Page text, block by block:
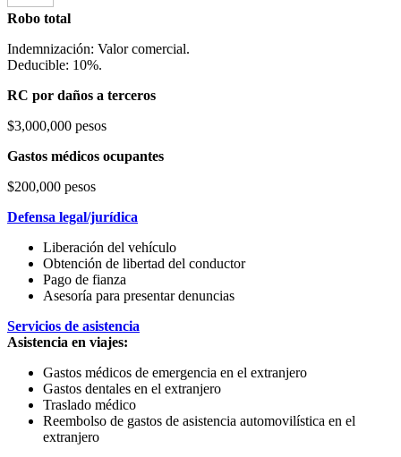
Robo total
Indemnización: Valor comercial.
Deducible: 10%.
RC por daños a terceros
$3,000,000 pesos
Gastos médicos ocupantes
$200,000 pesos
Defensa legal/jurídica
Liberación del vehículo
Obtención de libertad del conductor
Pago de fianza
Asesoría para presentar denuncias
Servicios de asistencia
Asistencia en viajes:
Gastos médicos de emergencia en el extranjero
Gastos dentales en el extranjero
Traslado médico
Reembolso de gastos de asistencia automovilística en el
extranjero